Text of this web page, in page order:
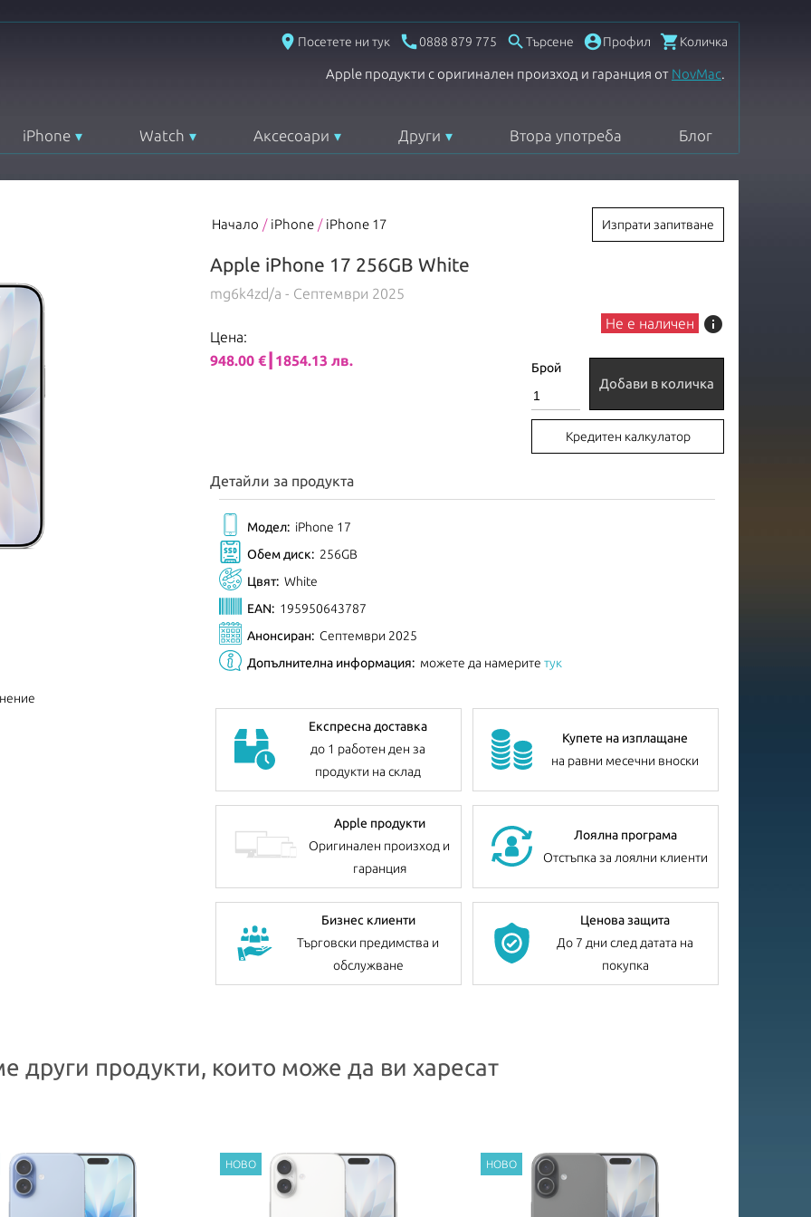
place Посетете ни тук 0888 879 775  Търсене Профил Количка
Apple продукти с оригинален произход и гаранция от NovMac.
iPhone Watch Аксесоари Други Втора употреба Блог
Начало / iPhone / iPhone 17 Изпрати запитване
Apple iPhone 17 256GB White
mg6k4zd/a - Септември 2025
Цена:
948.00 €┃1854.13 лв.
Не е наличен info
Брой
Добави в количка
Кредитен калкулатор
Детайли за продукта
Модел: iPhone 17
Обем диск: 256GB
Цвят: White
EAN: 195950643787
Анонсиран: Септември 2025
Допълнителна информация: можете да намерите тук
Експресна доставка
до 1 работен ден за
продукти на склад
Купете на изплащане
на равни месечни вноски
Apple продукти
Оригинален произход и
гаранция
Лоялна програма
Отстъпка за лоялни клиенти
Бизнес клиенти
Търговски предимства и
обслужване
Ценова защита
До 7 дни след датата на
покупка
други продукти, които може да ви харесат